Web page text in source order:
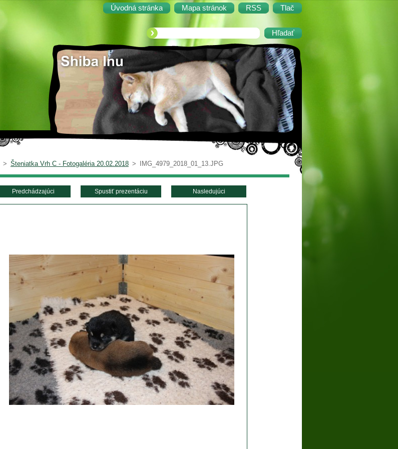
Úvodná stránka Mapa stránok RSS Tlač
> Šteniatka Vrh C - Fotogaléria 20.02.2018 > IMG_4979_2018_01_13.JPG
Predchádzajúci Spustiť prezentáciu Nasledujúci